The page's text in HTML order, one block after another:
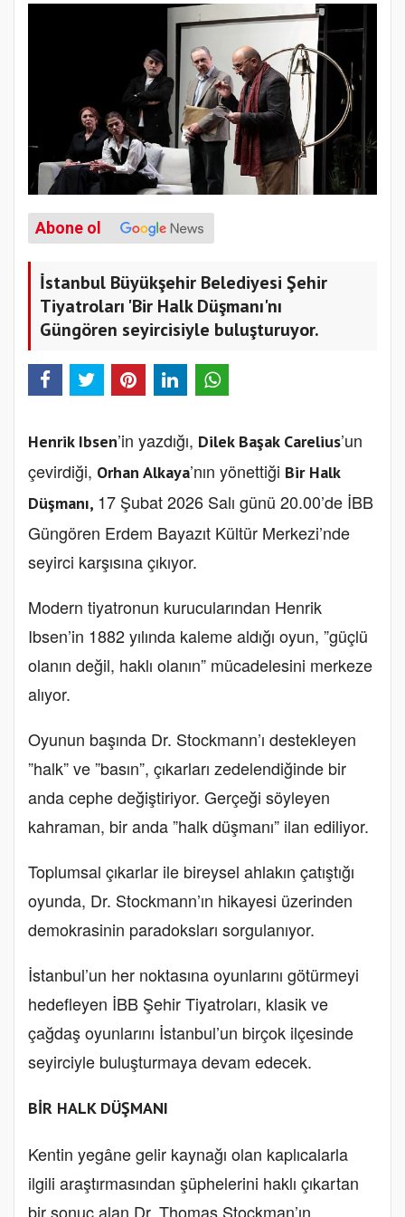
Abone ol
İstanbul Büyükşehir Belediyesi Şehir
Tiyatroları 'Bir Halk Düşmanı'nı
Güngören seyircisiyle buluşturuyor.
Henrik Ibsen’in yazdığı, Dilek Başak Carelius’un
çevirdiği, Orhan Alkaya’nın yönettiği Bir Halk
Düşmanı, 17 Şubat 2026 Salı günü 20.00’de İBB
Güngören Erdem Bayazıt Kültür Merkezi’nde
seyirci karşısına çıkıyor.
Modern tiyatronun kurucularından Henrik
Ibsen’in 1882 yılında kaleme aldığı oyun, ”güçlü
olanın değil, haklı olanın” mücadelesini merkeze
alıyor.
Oyunun başında Dr. Stockmann’ı destekleyen
”halk” ve ”basın”, çıkarları zedelendiğinde bir
anda cephe değiştiriyor. Gerçeği söyleyen
kahraman, bir anda ”halk düşmanı” ilan ediliyor.
Toplumsal çıkarlar ile bireysel ahlakın çatıştığı
oyunda, Dr. Stockmann’ın hikayesi üzerinden
demokrasinin paradoksları sorgulanıyor.
İstanbul’un her noktasına oyunlarını götürmeyi
hedefleyen İBB Şehir Tiyatroları, klasik ve
çağdaş oyunlarını İstanbul’un birçok ilçesinde
seyirciyle buluşturmaya devam edecek.
BİR HALK DÜŞMANI
Kentin yegâne gelir kaynağı olan kaplıcalarla
ilgili araştırmasından şüphelerini haklı çıkartan
bir sonuç alan Dr. Thomas Stockman’ın